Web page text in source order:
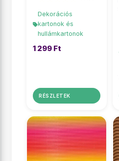
Dekorációs
kartonok és
hullámkartonok
1 299 Ft
RÉSZLETEK